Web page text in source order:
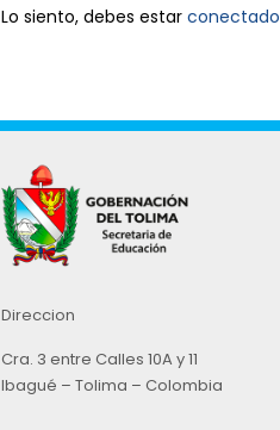
Lo siento, debes estar conectado
Direccion
Cra. 3 entre Calles 10A y 11
Ibagué – Tolima – Colombia